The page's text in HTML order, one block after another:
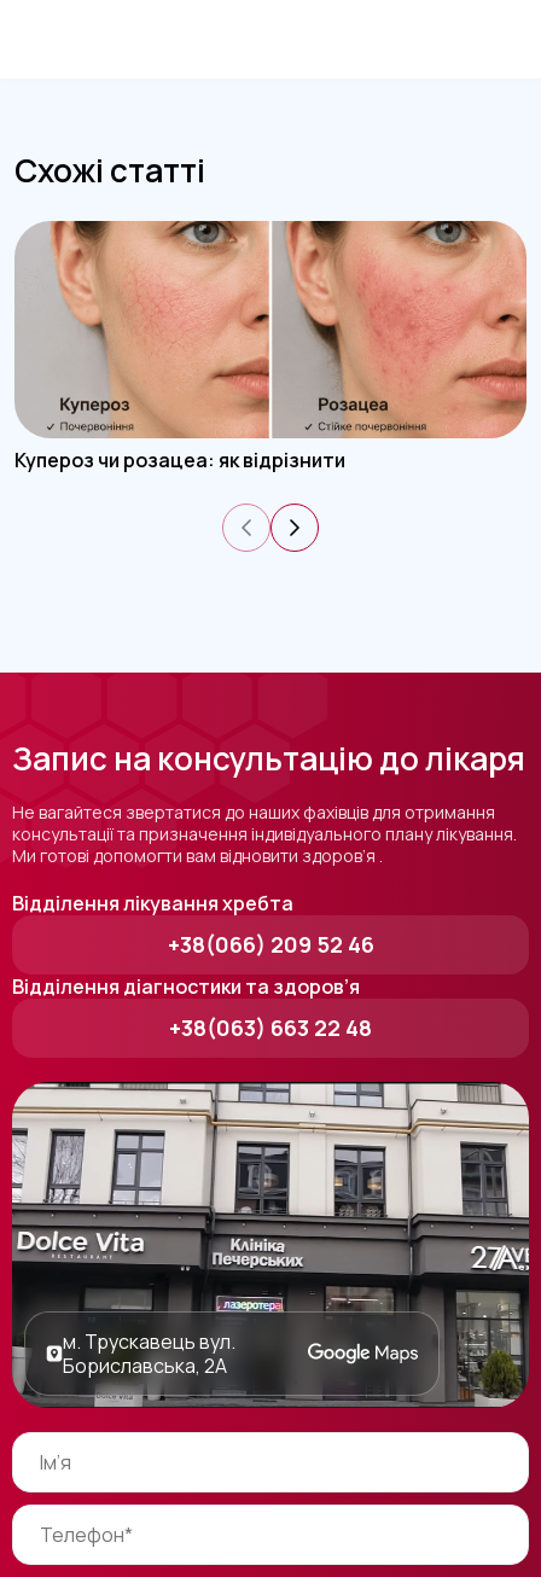
Схожі статті
Купероз чи розацеа: як відрізнити
Запис на консультацію до лікаря
Не вагайтеся звертатися до наших фахівців для отримання
консультації та призначення індивідуального плану лікування.
Ми готові допомогти вам відновити здоров’я .
Відділення лікування хребта
+38(066) 209 52 46
Відділення діагностики та здоров’я
+38(063) 663 22 48
м. Трускавець вул.
Бориславська, 2А